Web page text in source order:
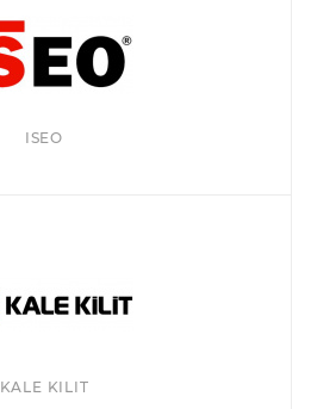
ISEO
KALE KILIT